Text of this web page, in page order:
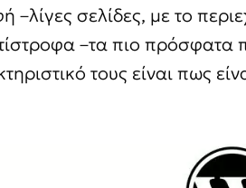
–λίγες σελίδες, με το
–τα πιο πρόσφατα
τους είναι πως